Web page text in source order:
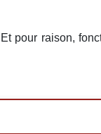
pour raison,